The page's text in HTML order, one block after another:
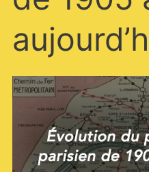
aujourd’hui